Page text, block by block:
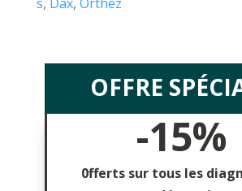
s, Dax, Orthez
OFFRE
-15%
0fferts sur tous les